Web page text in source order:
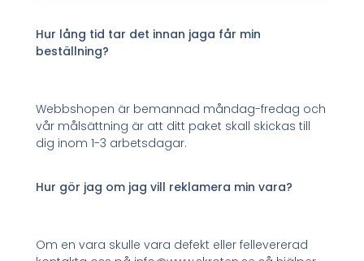
Hur lång tid tar det innan jaga får min
beställning?
Webbshopen är bemannad måndag-fredag och
vår målsättning är att ditt paket skall skickas till
dig inom 1-3 arbetsdagar.
Hur gör jag om jag vill reklamera min vara?
Om en vara skulle vara defekt eller fellevererad